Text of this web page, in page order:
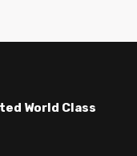
World Class